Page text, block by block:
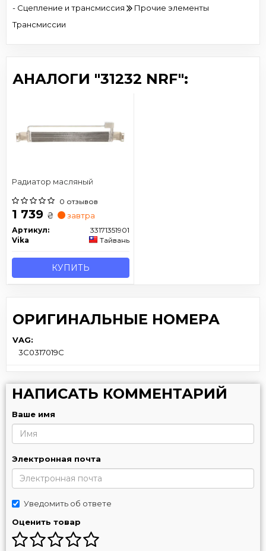
- Сцепление и трансмиссия
Прочие элементы
Трансмиссии
АНАЛОГИ "31232 NRF":
Радиатор масляный
0 отзывов
1 739 ₴ завтра
Артикул:
33171351901
Vika
Тайвань
КУПИТЬ
ОРИГИНАЛЬНЫЕ НОМЕРА
VAG:
3C0317019C
НАПИСАТЬ КОММЕНТАРИЙ
Ваше имя
Электронная почта
Уведомить об ответе
Оценить товар